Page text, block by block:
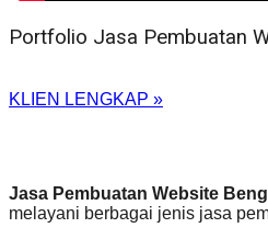
Portfolio Jasa Pembuatan
KLIEN LENGKAP »
Jasa Pembuatan Website
melayani berbagai jenis jasa